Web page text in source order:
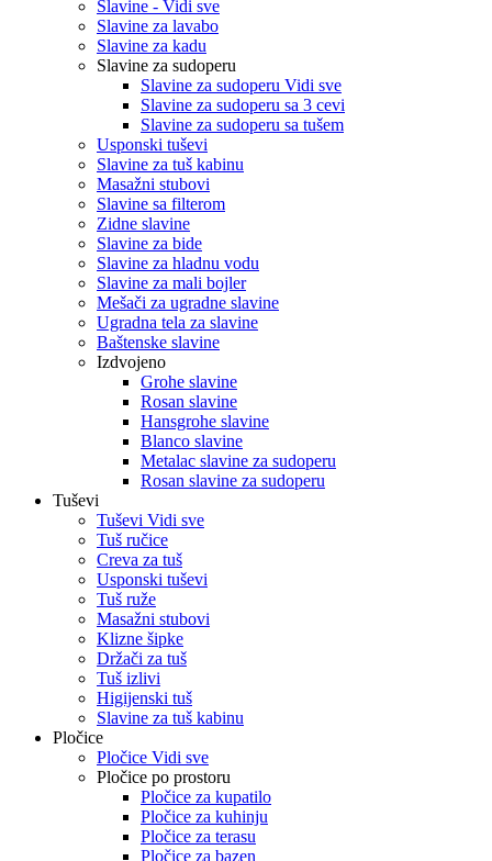
Slavine - Vidi sve
Slavine za lavabo
Slavine za kadu
Slavine za sudoperu
Slavine za sudoperu Vidi sve
Slavine za sudoperu sa 3 cevi
Slavine za sudoperu sa tušem
Usponski tuševi
Slavine za tuš kabinu
Masažni stubovi
Slavine sa filterom
Zidne slavine
Slavine za bide
Slavine za hladnu vodu
Slavine za mali bojler
Mešači za ugradne slavine
Ugradna tela za slavine
Baštenske slavine
Izdvojeno
Grohe slavine
Rosan slavine
Hansgrohe slavine
Blanco slavine
Metalac slavine za sudoperu
Rosan slavine za sudoperu
Tuševi
Tuševi Vidi sve
Tuš ručice
Creva za tuš
Usponski tuševi
Tuš ruže
Masažni stubovi
Klizne šipke
Držači za tuš
Tuš izlivi
Higijenski tuš
Slavine za tuš kabinu
Pločice
Pločice Vidi sve
Pločice po prostoru
Pločice za kupatilo
Pločice za kuhinju
Pločice za terasu
Pločice za bazen